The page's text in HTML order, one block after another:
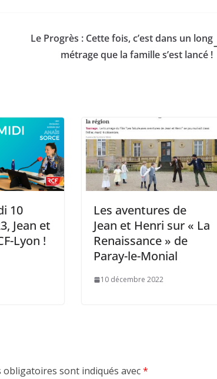
Le Progrès : Cette fois, c’est dans un long
métrage que la famille s’est lancé !
10
Jean et
Lyon !
Les aventures de
Jean et Henri sur « La
Renaissance » de
Paray-le-Monial
10 décembre 2022
obligatoires sont indiqués avec*